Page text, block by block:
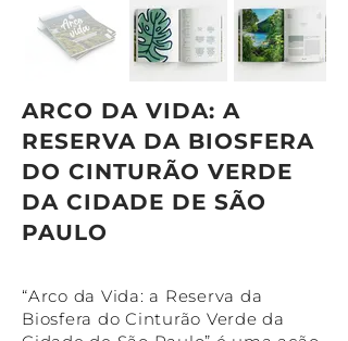
ARCO DA VIDA: A
RESERVA DA BIOSFERA
DO CINTURÃO VERDE
DA CIDADE DE SÃO
PAULO
“Arco da Vida: a Reserva da
Biosfera do Cinturão Verde da